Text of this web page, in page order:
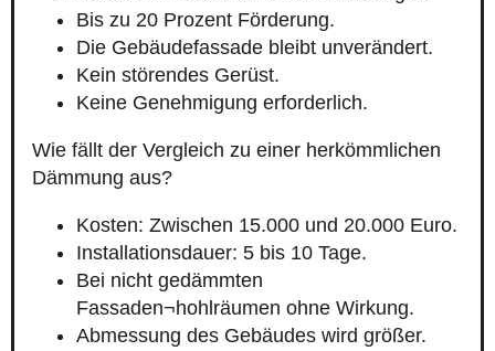
Bis zu 20 Prozent Förderung.
Die Gebäudefassade bleibt unverändert.
Kein störendes Gerüst.
Keine Genehmigung erforderlich.
Wie fällt der Vergleich zu einer herkömmlichen
Dämmung aus?
Kosten: Zwischen 15.000 und 20.000 Euro.
Installationsdauer: 5 bis 10 Tage.
Bei nicht gedämmten
Fassaden¬hohlräumen ohne Wirkung.
Abmessung des Gebäudes wird größer.